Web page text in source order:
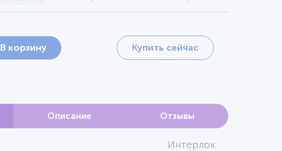
В корзину Купить сейчас
Описание Отзывы
Интерлок